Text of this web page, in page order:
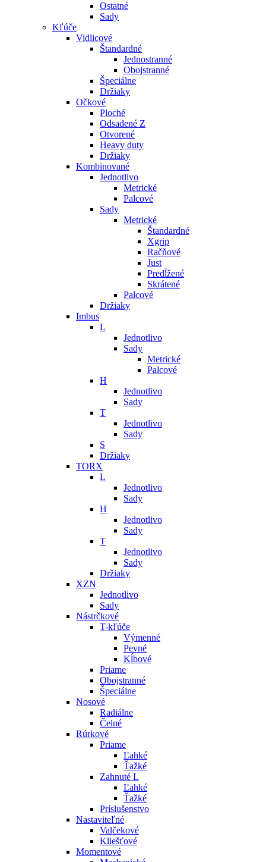
Ostatné
Sady
Kľúče
Vidlicové
Štandardné
Jednostranné
Obojstranné
Špeciálne
Držiaky
Očkové
Ploché
Odsadené Z
Otvorené
Heavy duty
Držiaky
Kombinované
Jednotlivo
Metrické
Palcové
Sady
Metrické
Štandardné
Xgrip
Račňové
Just
Predĺžené
Skrátené
Palcové
Držiaky
Imbus
L
Jednotlivo
Sady
Metrické
Palcové
H
Jednotlivo
Sady
T
Jednotlivo
Sady
S
Držiaky
TORX
L
Jednotlivo
Sady
H
Jednotlivo
Sady
T
Jednotlivo
Sady
Držiaky
XZN
Jednotlivo
Sady
Nástrčkové
T-kľúče
Výmenné
Pevné
Kĺbové
Priame
Obojstranné
Špeciálne
Nosové
Radiálne
Čelné
Rúrkové
Priame
Ľahké
Ťažké
Zahnuté L
Ľahké
Ťažké
Príslušenstvo
Nastaviteľné
Valčekové
Kliešťové
Momentové